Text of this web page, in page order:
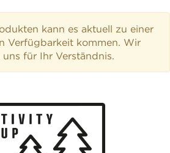
kann es aktuell zu einer
Verfügbarkeit kommen. Wir
uns für Ihr Verständnis.